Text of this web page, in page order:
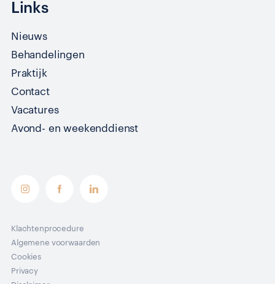
Links
Nieuws
Behandelingen
Praktijk
Contact
Vacatures
Avond- en weekenddienst
Privacy
Cookies
Algemene voorwaarden
Klachtenprocedure